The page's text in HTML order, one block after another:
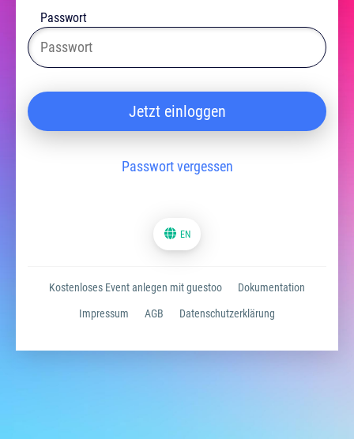
Passwort
Jetzt einloggen
Passwort vergessen
EN
Kostenloses Event anlegen mit guestoo Dokumentation
Impressum AGB Datenschutzerklärung